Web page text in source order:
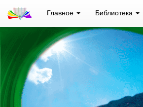
Главное Библиотека